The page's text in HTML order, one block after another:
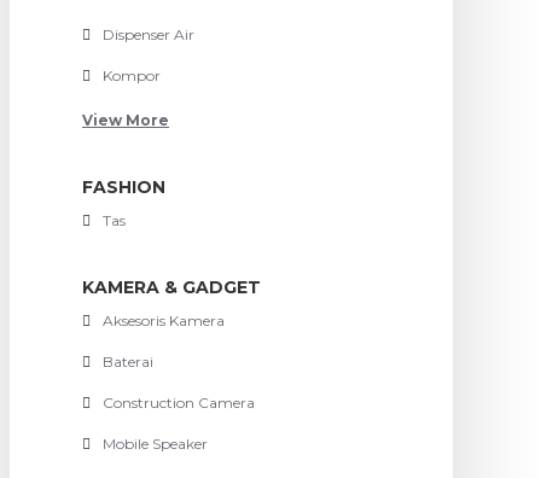
Dispenser Air
Kompor
View More
FASHION
Tas
KAMERA & GADGET
Aksesoris Kamera
Baterai
Construction Camera
Mobile Speaker